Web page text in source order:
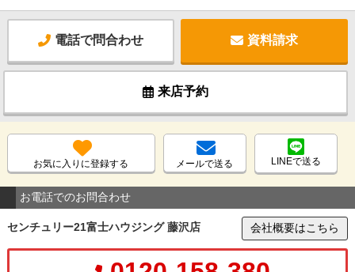
電話で問合わせ 資料請求
来店予約
お気に入りに登録する メールで送る LINEで送る
お電話でのお問合わせ
センチュリー21富士ハウジング 藤沢店 会社概要はこちら